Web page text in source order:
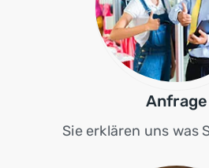
Anfrage
Sie erklären uns was